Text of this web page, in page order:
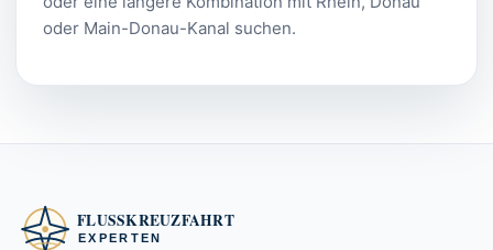
oder Main-Donau-Kanal suchen.